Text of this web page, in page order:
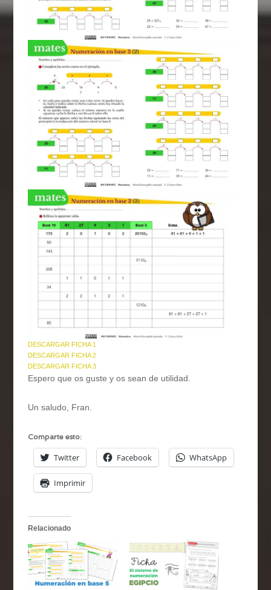
DESCARGAR FICHA 1
DESCARGAR FICHA 2
DESCARGAR FICHA 3
Espero que os guste y os sean de utilidad.
Un saludo, Fran.
Comparte esto:
Twitter Facebook WhatsApp
Imprimir
Relacionado